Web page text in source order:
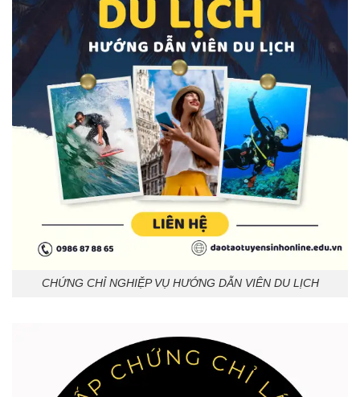
CHỨNG CHỈ NGHIỆP VỤ HƯỚNG DẪN VIÊN DU LỊCH